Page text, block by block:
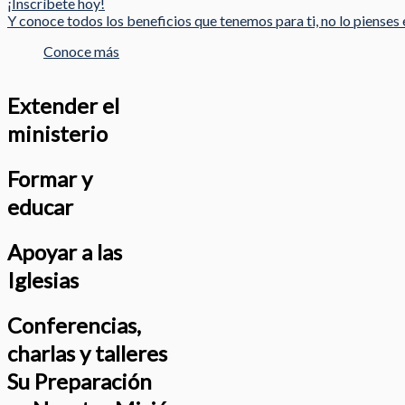
Y conoce todos los beneficios que tenemos para ti, no lo pienses
Conoce más
Extender el
ministerio
Formar y
educar
Apoyar a las
Iglesias
Conferencias,
charlas y talleres
Su Preparación